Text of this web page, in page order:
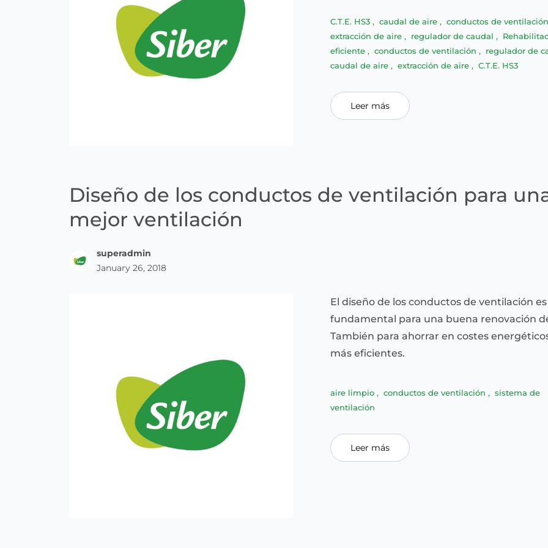
C.T.E. HS3 , caudal de aire , conductos de ventilación
extracción de aire , regulador de caudal ,
eficiente , conductos de ventilación , regulador de
caudal de aire , extracción de aire , C.T.E. HS3
Leer más
Diseño de los conductos de ventilación para
mejor ventilación
superadmin
January 26, 2018
El diseño de los conductos de ventilación es
fundamental para una buena renovación
También para ahorrar en costes
más eficientes.
aire limpio , conductos de ventilación , sistema de
ventilación
Leer más